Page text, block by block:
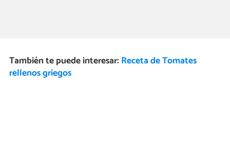
También te puede interesar: Receta de Tomates
rellenos griegos